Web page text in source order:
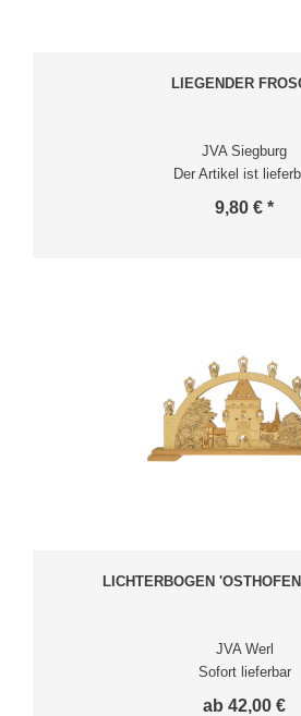
LIEGENDER
JVA Siegburg
Der Artikel ist
9,80 € *
LICHTERBOGEN
JVA Werl
Sofort lieferbar
ab 42,00 €